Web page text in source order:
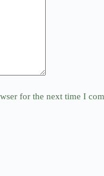
for the next time I